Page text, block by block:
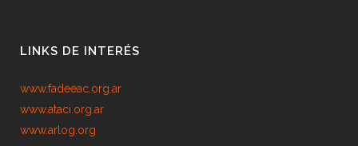
LINKS DE INTERÉS
www.fadeeac.org.ar
www.ataci.org.ar
www.arlog.org